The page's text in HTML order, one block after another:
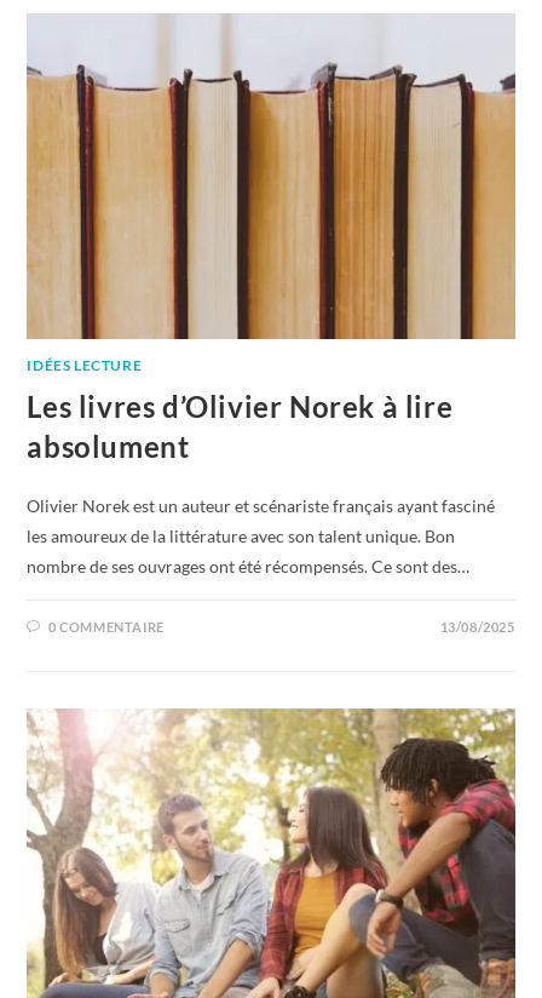
IDÉES LECTURE
Les livres d’Olivier Norek à lire
absolument
Olivier Norek est un auteur et scénariste français ayant fasciné
les amoureux de la littérature avec son talent unique. Bon
nombre de ses ouvrages ont été récompensés. Ce sont des…
0 COMMENTAIRE 13/08/2025